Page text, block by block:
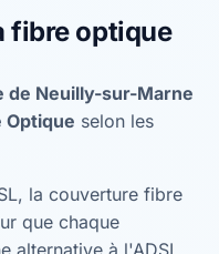
fibre optique
de Neuilly-sur-Marne
Optique selon les
la couverture fibre
que chaque
alternative à l'ADSL.